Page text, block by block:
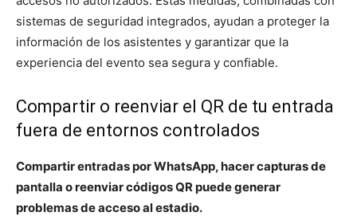
sistemas de seguridad integrados, ayudan a proteger la
información de los asistentes y garantizar que la
experiencia del evento sea segura y confiable.
Compartir o reenviar el QR de tu entrada
fuera de entornos controlados
Compartir entradas por WhatsApp, hacer capturas de
pantalla o reenviar códigos QR puede generar
problemas de acceso al estadio.